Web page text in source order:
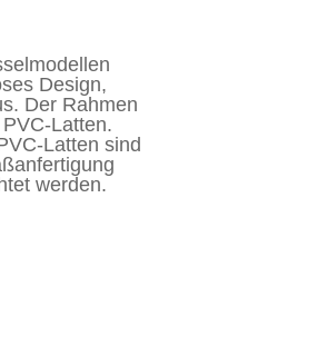
Design,
Der Rahmen
Latten.
Latten sind
werden.